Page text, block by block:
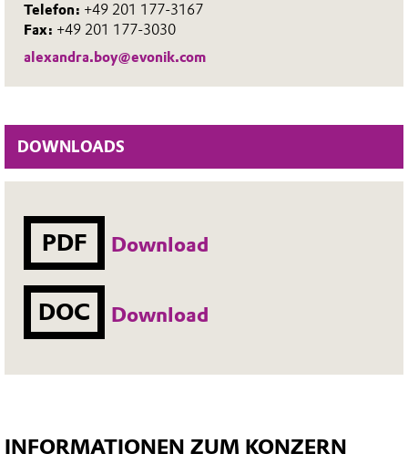
Telefon: +49 201 177-3167
Fax: +49 201 177-3030
alexandra.boy@evonik.com
DOWNLOADS
PDF Download
DOC Download
INFORMATIONEN ZUM KONZERN